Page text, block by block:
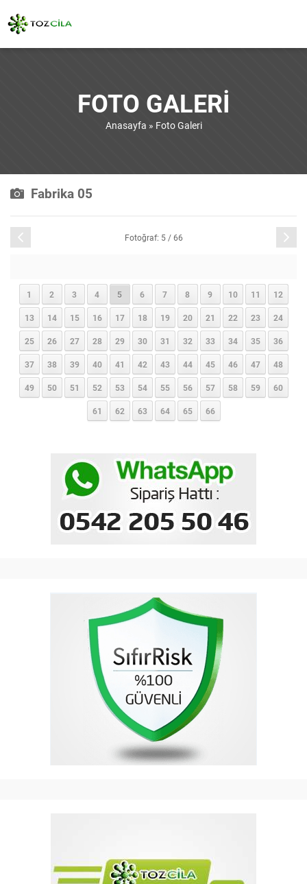
FOTO GALERI
Anasayfa » Foto Galeri
Fabrika 05
Fotoğraf: 5 / 66
1 2 3 4 5 6 7 8 9 10 11 12
13 14 15 16 17 18 19 20 21 22 23 24
25 26 27 28 29 30 31 32 33 34 35 36
37 38 39 40 41 42 43 44 45 46 47 48
49 50 51 52 53 54 55 56 57 58 59 60
61 62 63 64 65 66